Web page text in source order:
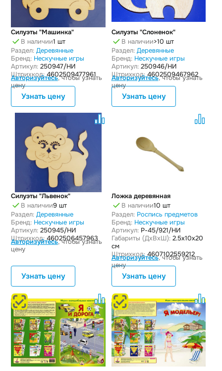
Силуэты "Машинка"
В наличии1 шт
Раздел: Деревянные
Бренд: Нескучные игры
Артикул: 250947/НИ
Штрихкод: 4602509477961
Авторизуйтесь, чтобы узнать
цену
Узнать цену
Силуэты "Слоненок"
В наличии>10 шт
Раздел: Деревянные
Бренд: Нескучные игры
Артикул:250946/НИ
Штрихкод:4602509467962
Авторизуйтесь, чтобы узнать
цену
Узнать цену
Силуэты "Львенок"
В наличии9 шт
Раздел: Деревянные
Бренд: Нескучные игры
Артикул: 250945/НИ
Штрихкод: 4602506457963
Авторизуйтесь, чтобы узнать
цену
Узнать цену
Ложка деревянная
В наличии10 шт
Раздел: Роспись предметов
Бренд: Нескучные игры
Артикул:Р-45/921/НИ
Габариты (ДxВxШ):2.5x10x20
см
Штрихкод:4607102559212
Авторизуйтесь, чтобы узнать
цену
Узнать цену